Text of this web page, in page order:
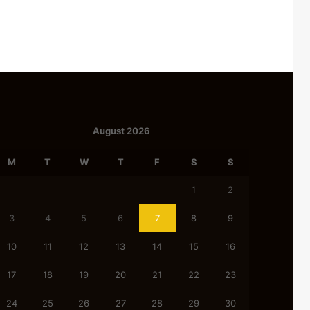
August 2026
M T W T F S S
1 2
3 4 5 6 7 8 9
10 11 12 13 14 15 16
17 18 19 20 21 22 23
24 25 26 27 28 29 30